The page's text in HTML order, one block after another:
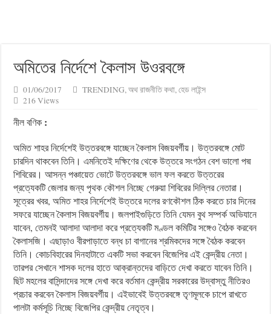
অমিতের নির্দেশে কৈলাস উওরবঙ্গে
01/06/2017 TRENDING,অথ রাজনীতি কথা,হেড লাইন্স
216 Views
নীল বণিক :
অমিত শাহর নির্দেশেই উত্তরবঙ্গে যাচ্ছেন কৈলাস বিজয়বর্গীয়। উত্তরবঙ্গে মোট
চারদিন থাকবেন তিনি। এমনিতেই দক্ষিণের থেকে উত্তরে সংগঠন বেশ ভালো পদ্ম
শিবিরের। আসন্ন পঞ্চায়েত ভোটে উত্তরবঙ্গে ভাল ফল করতে উত্তরের
প্রত্যেকটি জেলার জন্য পৃথক কৌশল নিচ্ছে গেরুয়া শিবিরের দিল্লির নেতারা।
সূত্রের খবর, অমিত শাহর নির্দেশেই উত্তরে দলের রণকৌশল ঠিক করতে চার দিনের
সফরে যাচ্ছেন কৈলাস বিজয়বর্গীয়। জলপাইগুড়িতে তিনি যেমন বুথ সম্পর্ক অভিযানে
যাবেন, তেমনই আলাদা আলাদা করে প্রত্যেকটি মণ্ডল কমিটির সঙ্গেও বৈঠক করবেন
কৈলাসজি। এছাড়াও বীরপাড়াতে বন্ধ চা বাগানের শ্রমিকদের সঙ্গে বৈঠক করবেন
তিনি। কোচবিহারের দিনহাটাতে একটি সভা করবেন বিজেপির এই কেন্দ্রীয় নেতা।
তারপর সেখানে শাসক দলের হাতে আক্রান্তদের বাড়িতে দেখা করতে যাবেন তিনি।
ছিট মহলের বাসিন্দাদের সঙ্গে দেখা করে বর্তমান কেন্দ্রীয় সরকারের উদ্বাস্তু নীতিরও
প্রচার করবেন কৈলাস বিজয়বর্গীয়। এইভাবেই উত্তরবঙ্গে তৃণমূলকে চাপে রাখতে
পালটা কর্মসূচি নিচ্ছে বিজেপির কেন্দ্রীয় নেতৃত্ব।